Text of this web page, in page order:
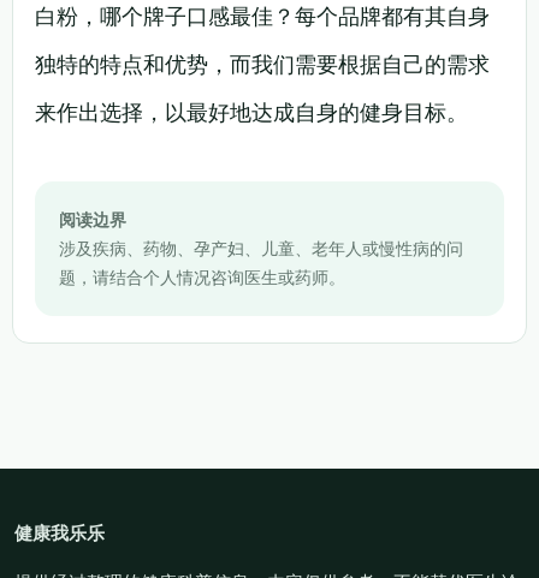
白粉，哪个牌子口感最佳？每个品牌都有其自身
独特的特点和优势，而我们需要根据自己的需求
来作出选择，以最好地达成自身的健身目标。
阅读边界
涉及疾病、药物、孕产妇、儿童、老年人或慢性病的问
题，请结合个人情况咨询医生或药师。
健康我乐乐